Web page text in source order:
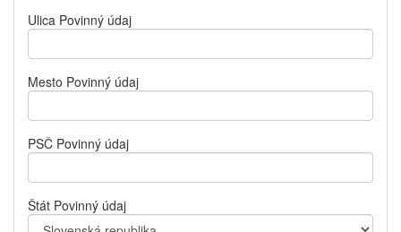
Ulica Povinný údaj
Mesto Povinný údaj
PSČ Povinný údaj
Štát Povinný údaj